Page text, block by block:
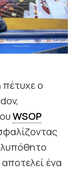
πέτυχε ο
WSOP
ένα